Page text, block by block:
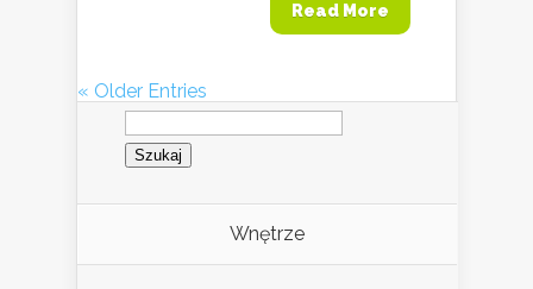
Read More
« Older Entries
Szukaj:
Wnętrze